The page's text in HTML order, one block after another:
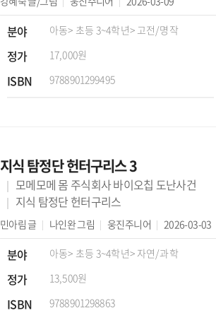
분야 아동> 초등 3~4학년> 고전/명작
정가 17,000원
ISBN 9788901299495
지식 탐정단 헌터구리스 3
모메모메 몸 주식회사 바이오칩 도난사건
지식 탐정단 헌터구리스
민아림 글 나인완그림 웅진주니어 2026-03-03
분야 아동> 초등 3~4학년> 자연/과학
정가 13,500원
ISBN 9788901298863